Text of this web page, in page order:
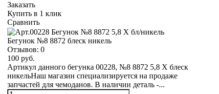
Заказать
Купить в 1 клик
Сравнить
Бегунок №8 8872 блеск никель
Отзывов: 0
100 руб.
Артикул данного бегунка 00228, №8 8872 5,8 Х блеск
никельНаш магазин специализируется на продаже
запчастей для чемоданов. В наличии деталь -...